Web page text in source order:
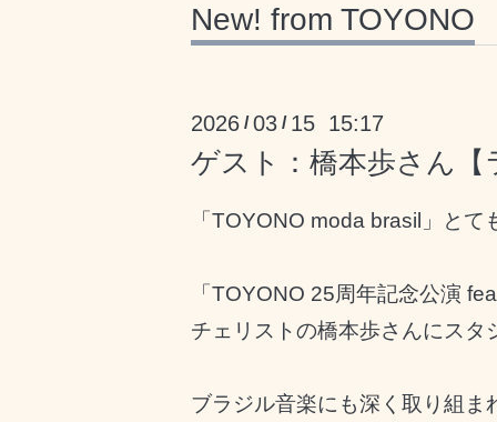
New! from TOYONO
2026 /03 / 15 15:17
ゲスト：橋本歩さん【
「TOYONO moda brasil」と
「TOYONO 25周年記念公演
チェリストの橋本歩さんにスタ
ブラジル音楽にも深く取り組